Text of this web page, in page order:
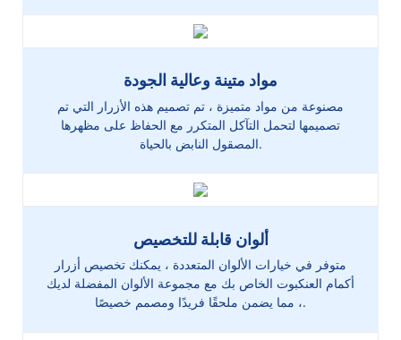
مواد متينة وعالية الجودة
مصنوعة من مواد متميزة ، تم تصميم هذه الأزرار التي تم
تصميمها لتحمل التآكل المتكرر مع الحفاظ على مظهرها
المصقول النابض بالحياة.
ألوان قابلة للتخصيص
متوفر في خيارات الألوان المتعددة ، يمكنك تخصيص أزرار
أكمام العنكبوت الخاص بك مع مجموعة الألوان المفضلة لديك
، مما يضمن ملحقًا فريدًا ومصمم خصيصًا.